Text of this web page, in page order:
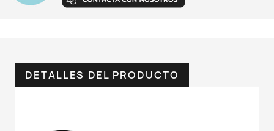
DETALLES DEL PRODUCTO